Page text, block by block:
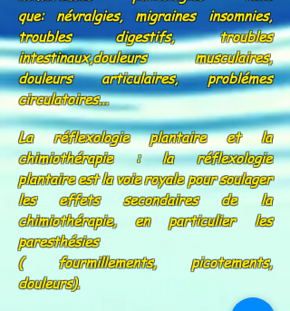
que:névralgies, migraines insomnies,
troubles digestifs, troubles
intestinaux,douleurs musculaires,
douleurs articulaires, problémes
circulatoires...
La réflexologie plantaire et la
chimiothérapie : la réflexologie
plantaireest la voie royale pour soulager
les effets secondaires de la
chimiothérapie, en particulier les
paresthésies
( fourmillements, picotements,
douleurs).